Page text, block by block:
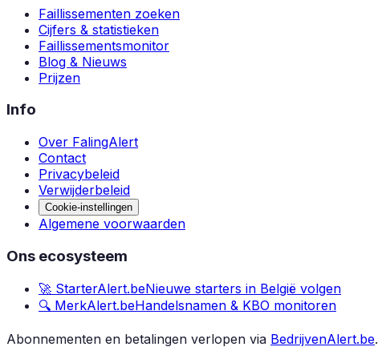
Faillissementen zoeken
Cijfers & statistieken
Faillissementsmonitor
Blog & Nieuws
Prijzen
Info
Over FalingAlert
Contact
Privacybeleid
Verwijderbeleid
Cookie-instellingen
Algemene voorwaarden
Ons ecosysteem
🚀 StarterAlert.beNieuwe starters in België volgen
🔍 MerkAlert.beHandelsnamen & KBO monitoren
Abonnementen en betalingen verlopen via BedrijvenAlert.be.